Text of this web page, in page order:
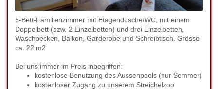
5-Bett-Familienzimmer mit Etagendusche/WC, mit einem
Doppelbett (bzw. 2 Einzelbetten) und drei Einzelbetten,
Waschbecken, Balkon, Garderobe und Schreibtisch. Grösse
ca. 22 m2
Bei uns immer im Preis inbegriffen:
kostenlose Benutzung des Aussenpools (nur Sommer)
kostenloser Zugang zu unserem Streichelzoo